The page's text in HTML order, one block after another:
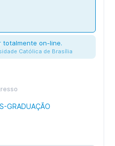
totalmente on-line.
Católica de Brasília
GRADUAÇÃO